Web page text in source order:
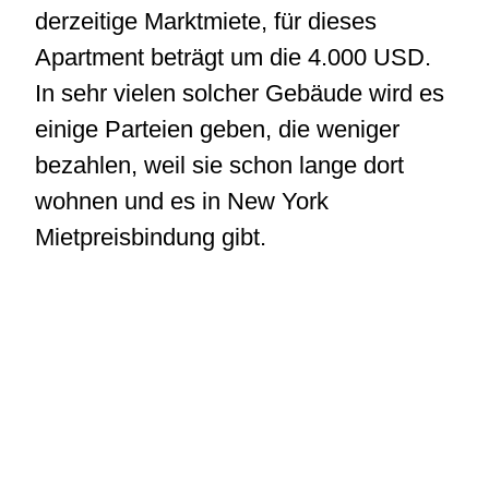
derzeitige Marktmiete, für dieses
Apartment beträgt um die 4.000 USD.
In sehr vielen solcher Gebäude wird es
einige Parteien geben, die weniger
bezahlen, weil sie schon lange dort
wohnen und es in New York
Mietpreisbindung gibt.